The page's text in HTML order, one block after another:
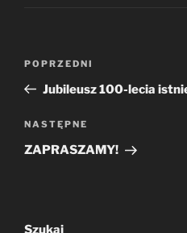
wpisu
Poprzedni
wpis
POPRZEDNI
Jubileusz 100-lecia
Następny
wpis
NASTĘPNE
ZAPRASZAMY!
Szukaj